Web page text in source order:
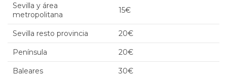
Sevilla y área
metropolitana
15€
Sevilla resto provincia 20€
Península 20€
Baleares 30€